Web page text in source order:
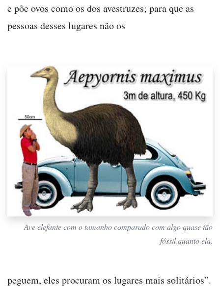
e põe ovos como os dos avestruzes; para que as
pessoas desses lugares não os
Ave elefante com o tamanho comparado com algo quase tão
fóssil quanto ela.
peguem, eles procuram os lugares mais solitários”.